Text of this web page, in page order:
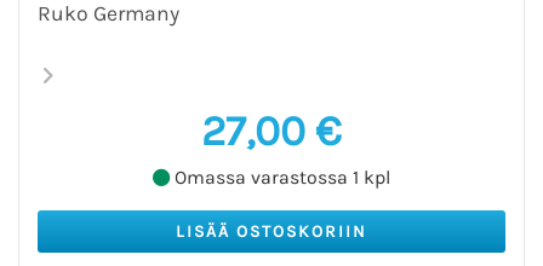
Ruko Germany
27,00 €
Omassa varastossa 1 kpl